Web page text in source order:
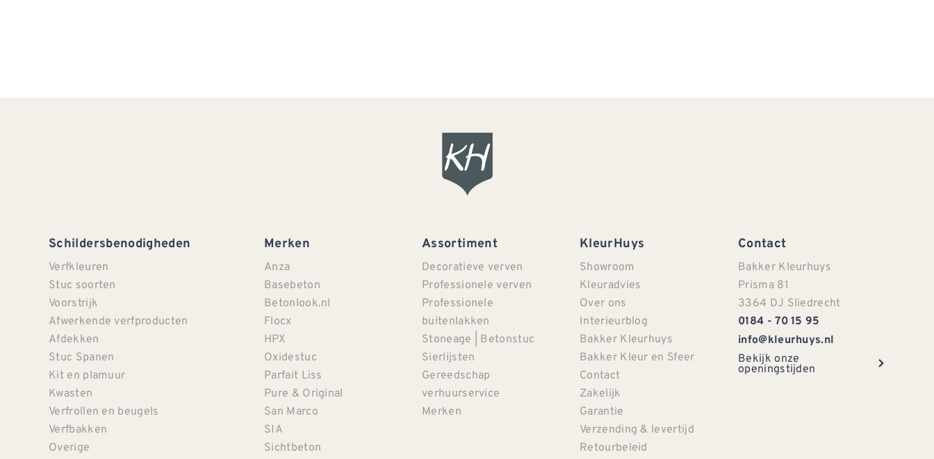
Schildersbenodigheden
Verfkleuren
Stuc soorten
Voorstrijk
Afwerkende verfproducten
Afdekken
Stuc Spanen
Kit en plamuur
Kwasten
Verfrollen en beugels
Verfbakken
Overige
Merken
Anza
Basebeton
Betonlook.nl
Flocx
HPX
Oxidestuc
Parfait Liss
Pure & Original
San Marco
SIA
Sichtbeton
Assortiment
Decoratieve verven
Professionele verven
Professionele
buitenlakken
Stoneage | Betonstuc
Sierlijsten
Gereedschap
verhuurservice
Merken
KleurHuys
Showroom
Kleuradvies
Over ons
Interieurblog
Bakker Kleurhuys
Bakker Kleur en Sfeer
Contact
Zakelijk
Garantie
Verzending & levertijd
Retourbeleid
Contact
Bakker Kleurhuys
Prisma 81
3364 DJ Sliedrecht
0184 - 70 15 95
info@kleurhuys.nl
Bekijk onze
openingstijden